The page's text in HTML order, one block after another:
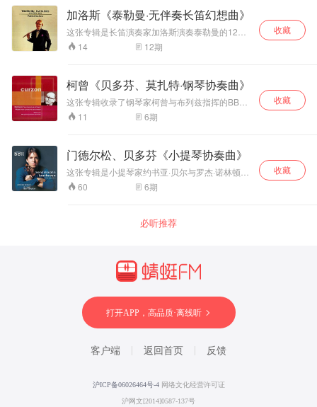
情，贴合贝多芬早
期硬朗风骨；勃拉
姆斯帕格尼尼变奏
曲：超高技巧段落
是该作品权威演
绎；舒曼钢琴协奏
曲：和华沙爱乐乐
团配合默契，内敛
曲罕见的冷静派标
杆录音。 原始单声
道现场母带重制，
修复了老现场底
录音数量稀少，这
两场风波同期实况
时母亲的逝世好比是晴天中的一道霹雳，让莫扎
特感到无尽的孤独和哀伤，正是在这样的创作背
景下，他写出了《e小调小提琴奏鸣曲》这样感人
至深、催人泪下的作品。
歌而写的三首钢琴音诗：《水妖》、《绞刑
架》、《幻影》，全曲结构像奏鸣曲的三个乐
章。每首乐曲具有不同的音乐特色，《水妖》以
旋律见长，《绞刑架》以和声取胜，《幻影》有
曲》作于1839年。此曲是抒情而充满诗意的，狂
想曲型的。
唯一除了比赛专辑之外，还会发行第二张专辑的
得奖者。 据媒体访问，辻井伸行说：“最喜爱的作
曲家是贝多芬、肖邦和德彪西，前两位更是深深
打动我的内心”。不同于一般钢琴家可以直接识谱
盘录音带，提示谱上的乐句与奏法，同时会请助
手在弹奏时尽量避免加入个人的诠释。记住音乐
之后，才会开始以两手演奏并且建立自己的诠释
观点。如果碰到结构较大的奏鸣曲或是协奏曲，
曲目。
品中，他发现音乐的意义，在艺术形式，并为我
们提供了一个里程碑式的演奏。在他神奇的手指
下，音乐仿如水与火、冷与热、微妙与力量、戏
剧与抒情，在歌唱的浪涛中爆发。聆听索科洛夫
演奏《练习曲》作品25，可见他的技术功底之
成，除第12首写于1831年冬天外，其余都写于
1836—1837年间。 《降b小调第二钢琴奏鸣曲》
作品35，作于1837年。肖邦在马尧卡岛疗养失
败，住在乔治·桑的故乡。舒曼称之为“神秘莫测
乐，这是肖邦独具一格、真正革新的作品，也是
肖邦较为大型的创作里最为强而有力的一部作
品。
加洛斯《泰勒曼·无伴奏长笛幻想曲》
这张专辑是长笛演奏家加洛斯演奏泰勒曼的12首
《无伴奏长笛幻想曲》。这12首作品小巧精致、
表演技法高深、旋律宁静自然。 帕特里克·加洛斯
七岁进入巴黎音乐院师从朗帕尔与拉卢，毕业后
在里尔爱乐管弦乐团担任长笛首席，二十一岁应
聘担任法国国家管弦乐团长笛首席与独奏家。加
洛斯被认为是当今长笛演奏家中最杰出之一，也
被认为是世界为数不多能超越音乐形式的伟大灵
中总有源源不断的乐思、酣畅而活泼的旋律、强
烈的节奏对比，以及漂亮的对位法技巧。泰勒曼
的许多作品都是为世俗大众而作的，故而通俗易
懂，不似巴赫的深刻和内省。 泰勒曼的作品有较
幽默去化解，也没有高姿态艺术家的严肃，流畅
14 12期
收藏
柯曾《贝多芬、莫扎特·钢琴协奏曲》
这张专辑收录了钢琴家柯曾与布列兹指挥的BBC
交响乐团合作，演奏的两部钢琴协奏曲：1、贝多
芬《第五钢琴协奏曲》1971年2月17日在伦敦皇
理还是触键，柯曾的这个版本都非常优秀，他的
小臂和手指的力量分配非常有特点，出来的效果
既流畅又有力量。BBC交响乐团的协奏也比较还
原贝多芬的时代特点。柯曾演奏的第二乐章非常
好，体现出了贝多芬内心的独白、灵魂的倾诉。
一种难以言表的绝妙的均衡感，不仅独特且熠熠
11 6期
收藏
门德尔松、贝多芬《小提琴协奏曲》
这张专辑是小提琴家约书亚·贝尔与罗杰·诺林顿指
挥的萨尔兹堡室内乐团合作，演奏门德尔松、贝
多芬的小提琴协奏曲。 门德尔松《e小调小提琴
美的浪漫情绪和均匀齐整的形式美，小提琴的处
理手法精妙绝伦，旋律优美，技巧华丽，达到了
琴代表作。有人甚至认为这部作品是小提琴协奏
曲的“压卷之作”。 贝多芬《D大调小提琴协奏曲》
作品61，作于1806年。此曲是贝多芬唯一的一部
小提琴协奏曲，四大小提琴协奏曲之首，自古一
直被誉为小提琴协奏曲之王。乐曲旋律柔美、格
调高雅、规模宏大，颇具王者风范。
60 6期
收藏
必听推荐
打开APP，高品质·离线听
客户端 返回首页 反馈
沪ICP备06026464号-4 网络文化经营许可证
沪网文[2014]0587-137号